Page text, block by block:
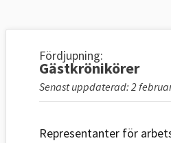
Fördjupning:
Gästkrönikörer
Senast uppdaterad: 2
Representanter för